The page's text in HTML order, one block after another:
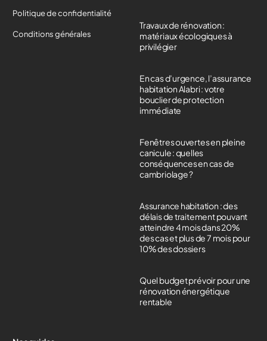
Politique de confidentialité
Conditions générales
Travaux de rénovation :
matériaux écologiques à
privilégier
En cas d’urgence, l’assurance
habitation Alabri : votre
bouclier de protection
immédiate
Fenêtres ouvertes en pleine
canicule : quelles
conséquences en cas de
cambriolage ?
Assurance habitation : des
délais de traitement pouvant
atteindre 4 mois dans 20%
des cas et plus de 7 mois pour
10% des dossiers
Quel budget prévoir pour une
rénovation énergétique
rentable